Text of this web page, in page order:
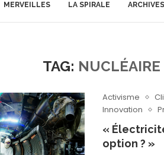
MERVEILLES LA SPIRALE ARCHIVES
TAG: NUCLÉAIRE
Activisme
Innovation
«
option ? »